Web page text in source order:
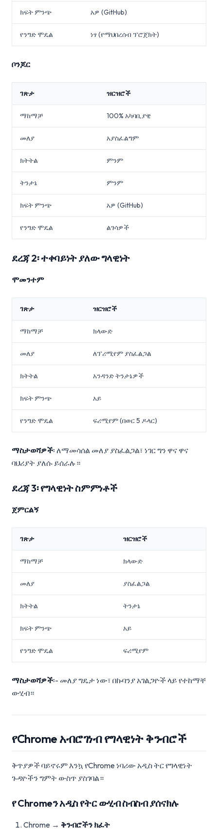
ክፍት ምንጭ አዎ (GitHub)
የንግድ ሞዴል ነፃ (የማህበረሰብ ፕሮጀክት)
ቦንጆር
ገጽታ ዝርዝሮች
ማከማቻ 100% አካባቢያዊ
መለያ አያስፈልግም
ክትትል ምንም
ትንታኔ ምንም
ክፍት ምንጭ አዎ (GitHub)
የንግድ ሞዴል ልገሳዎች
ደረጃ 2፡ ተቀባይነት ያለው ግላዊነት
ሞመንተም
ገጽታ ዝርዝሮች
ማከማቻ ክላውድ
መለያ ለፕሪሚየም ያስፈልጋል
ክትትል አንዳንድ ትንታኔዎች
ክፍት ምንጭ አይ
የንግድ ሞዴል ፍሪሚየም (በወር 5 ዶላር)
ማስታወሻዎች፡ ለማመሳሰል መለያ ያስፈልጋል፣ ነገር ግን ዋና ዋና
ባህሪያት ያለሱ ይሰራሉ።
ደረጃ 3፡ የግላዊነት ስምምነቶች
ጀምርልኝ
ገጽታ ዝርዝሮች
ማከማቻ ክላውድ
መለያ ያስፈልጋል
ክትትል ትንታኔ
ክፍት ምንጭ አይ
የንግድ ሞዴል ፍሪሚየም
ማስታወሻዎች፡- መለያ ግዴታ ነው፣ በኩባንያ አገልጋዮች ላይ የተከማቸ
ውሂብ።
የChrome አብሮገነብ የግላዊነት ቅንብሮች
ቅጥያዎች ባይኖሩም እንኳ የChrome ነባሪው አዲስ ትር የግላዊነት
ጉዳዮችን ግምት ውስጥ ያስገባል።
የ Chromeን አዲስ የትር ውሂብ ስብስብ ያሰናክሉ
Chrome → ቅንብሮችን ክፈት